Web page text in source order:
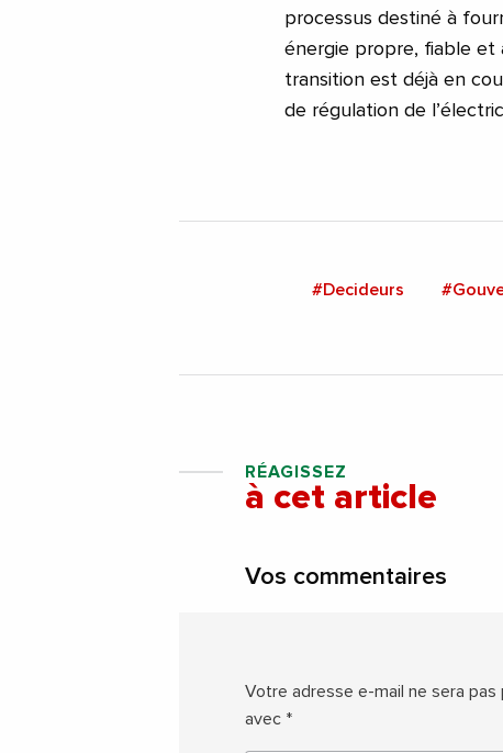
processus destiné à
énergie propre, fiable et
transition est déjà en
de régulation de
#Decideurs
RÉAGISSEZ
à cet article
Vos commentaires
Votre adresse e-mail ne sera pas
avec *